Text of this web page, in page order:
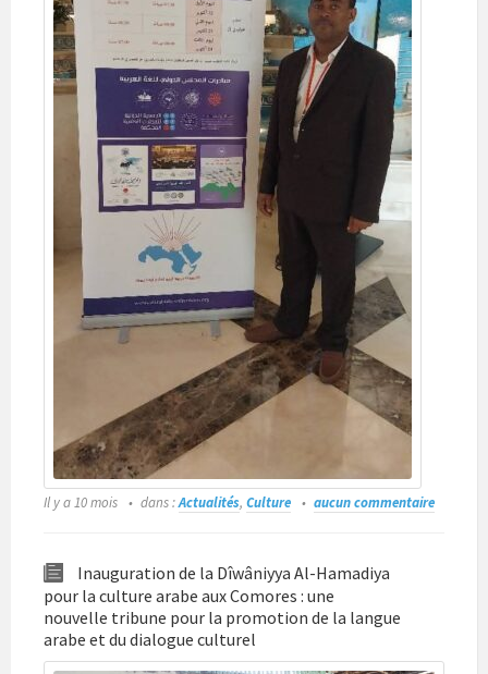
Il y a 10 mois dans :Actualités, Culture aucun commentaire
Inauguration de la Dîwâniyya Al-Hamadiya
pour la culture arabe aux Comores : une
nouvelle tribune pour la promotion de la langue
arabe et du dialogue culturel